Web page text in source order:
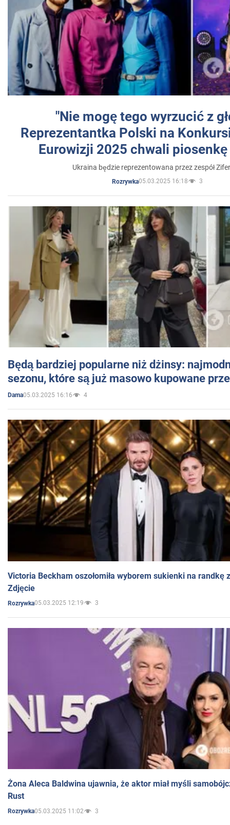
"Nie mogę tego wyrzucić z
Reprezentantka Polski na
Eurowizji 2025 chwali
Ukraina będzie reprezentowana przez zespół
Rozrywka05.03.2025 16:18 3
Będą bardziej popularne niż dżinsy:
sezonu, które są już masowo kupowane
Dama05.03.2025 16:16 4
Victoria Beckham oszołomiła wyborem sukienki na randkę
Zdjęcie
Rozrywka05.03.2025 12:19 3
Żona Aleca Baldwina ujawnia, że aktor miał myśli
Rust
Rozrywka05.03.2025 11:02 3